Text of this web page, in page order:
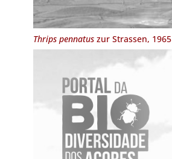
Thrips pennatuszur Strassen, 1965